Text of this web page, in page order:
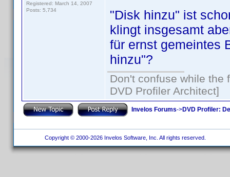
Registered: March 14, 2007
Posts: 5,734
"Disk hinzu" ist
klingt insgesamt
für ernst gemeintes
hinzu"?
Don't confuse while the
DVD Profiler Architect]
Invelos Forums->DVD Profiler:
Copyright © 2000-2026 Invelos Software, Inc. All rights reserved.